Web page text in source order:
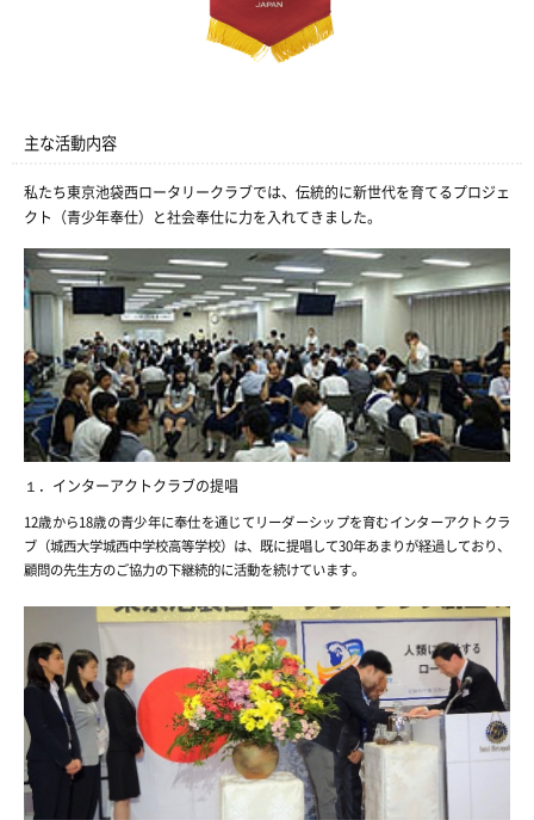
主な活動内容
私たち東京池袋西ロータリークラブでは、伝統的に新世代を育てるプロジェ
クト（青少年奉仕）と社会奉仕に力を入れてきました。
１．インターアクトクラブの提唱
12歳から18歳の青少年に奉仕を通じてリーダーシップを育むインターアクトクラ
ブ（城西大学城西中学校高等学校）は、既に提唱して30年あまりが経過しており、
顧問の先生方のご協力の下継続的に活動を続けています。